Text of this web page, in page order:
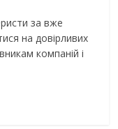
за вже
на довірливих
компаній і